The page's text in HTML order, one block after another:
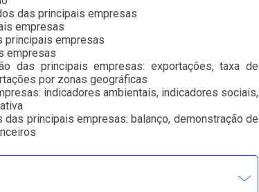
das principais empresas
empresas
principais empresas
empresas
das principais empresas: exportações, taxa de
por zonas geográficas
indicadores ambientais, indicadores sociais,
principais empresas: balanço, demonstração de